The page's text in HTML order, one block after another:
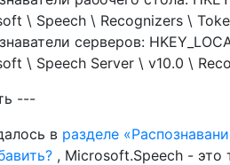
\ Speech \ Recognizers \
серверов:
\ Speech Server \ v10.0 \
---
в разделе
, Microsoft.Speech - это